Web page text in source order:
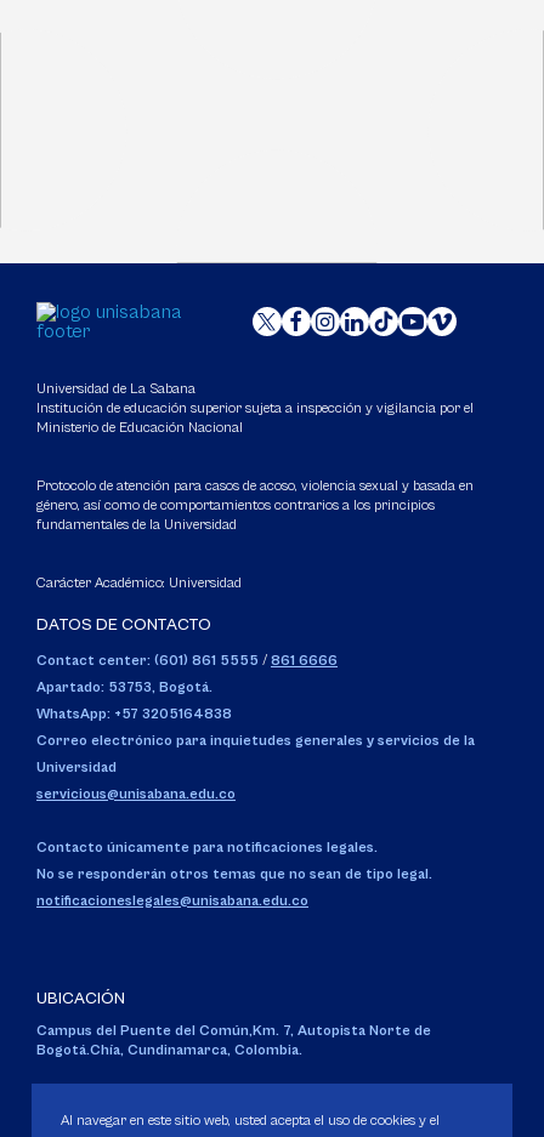
Universidad de La Sabana
Institución de educación superior sujeta a inspección y vigilancia por el
Ministerio de Educación Nacional
Protocolo de atención para casos de acoso, violencia sexual y basada en
género, así como de comportamientos contrarios a los principios
fundamentales de la Universidad
Carácter Académico: Universidad
DATOS DE CONTACTO
Contact center: (601) 861 5555 / 861 6666
Apartado: 53753, Bogotá.
WhatsApp: +57 3205164838
Correo electrónico para inquietudes generales y servicios de la
Universidad
servicious@unisabana.edu.co
Contacto únicamente para notificaciones legales.
No se responderán otros temas que no sean de tipo legal.
notificacioneslegales@unisabana.edu.co
UBICACIÓN
Campus del Puente del Común,Km. 7, Autopista Norte de
Bogotá.Chía, Cundinamarca, Colombia.
Personería Jurídica:Resolución 130 del 14 de enero de 1980.
Al navegar en este sitio web, usted acepta el uso de cookies y el